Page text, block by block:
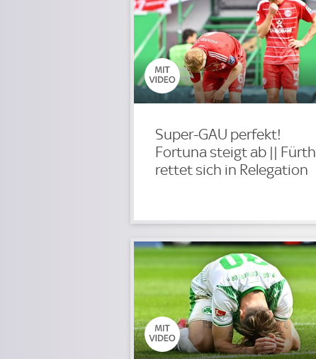
Super-GAU perfekt!
Fortuna steigt ab || Fürth
rettet sich in Relegation